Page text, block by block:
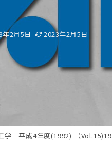
年2月5日 2023年2月5日
学 平成4年度(1992) （